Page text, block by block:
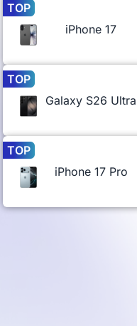
TOP
iPhone 17
TOP
Galaxy S26 Ultra
TOP
iPhone 17 Pro